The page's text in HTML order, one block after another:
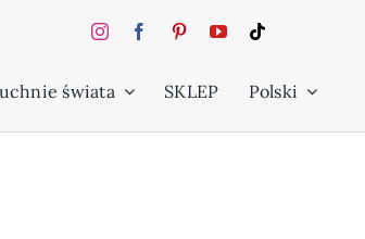
świata SKLEP Polski